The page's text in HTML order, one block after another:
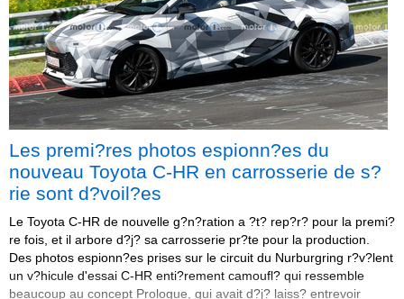
Les premi?res photos espionn?es du
nouveau Toyota C-HR en carrosserie de s?
rie sont d?voil?es
Le Toyota C-HR de nouvelle g?n?ration a ?t? rep?r? pour la premi?
re fois, et il arbore d?j? sa carrosserie pr?te pour la production.
Des photos espionn?es prises sur le circuit du Nurburgring r?v?lent
un v?hicule d'essai C-HR enti?rement camoufl? qui ressemble
beaucoup au concept Prologue, qui avait d?j? laiss? entrevoir